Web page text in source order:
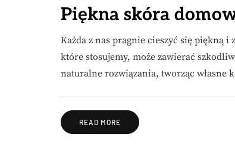
Piękna skóra
Każda z nas pragnie cieszyć się piękną
które stosujemy, może zawierać
naturalne rozwiązania, tworząc własne
READ MORE